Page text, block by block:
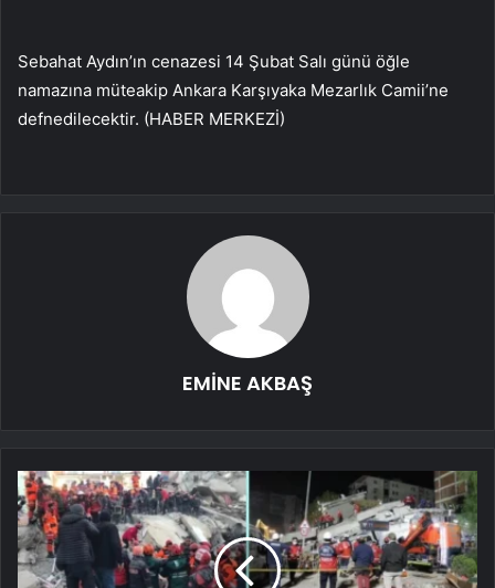
Sebahat Aydın’ın cenazesi 14 Şubat Salı günü öğle
namazına müteakip Ankara Karşıyaka Mezarlık Camii’ne
defnedilecektir. (HABER MERKEZİ)
EMİNE AKBAŞ